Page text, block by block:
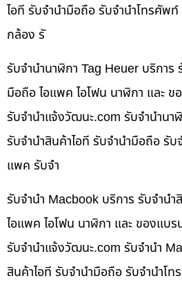
ไอที รับจำนำมือถือ รับจำนำโทรศัพ
กล้อง รั
รับจำนำนาฬิกา Tag Heuer บริการ
มือถือ ไอแพค ไอโฟน นาฬิกา และ
รับจํานําแจ้งวัฒนะ.com รับจำนำนา
รับจำนำสินค้าไอที รับจำนำมือถือ รับ
แพค รับจำ
รับจำนำ Macbook บริการ รับจำน
ไอแพค ไอโฟน นาฬิกา และ ของแบ
รับจํานําแจ้งวัฒนะ.com รับจำนำ
สินค้าไอที รับจำนำมือถือ รับจำนำโ